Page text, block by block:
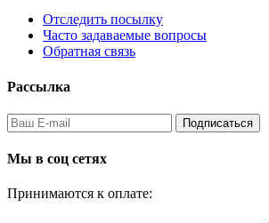
Отследить посылку
Часто задаваемые вопросы
Обратная связь
Рассылка
Подписаться
Мы в соц сетях
Принимаются к оплате: